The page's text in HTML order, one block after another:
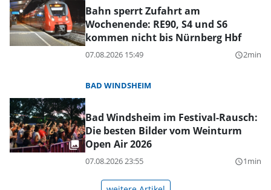
Bahn sperrt Zufahrt am
Wochenende: RE90, S4 und S6
kommen nicht bis Nürnberg Hbf
07.08.2026 15:49 query_builder2min
BAD WINDSHEIM
Bad Windsheim im Festival-Rausch:
Die besten Bilder vom Weinturm
Open Air 2026
07.08.2026 23:55 query_builder1min